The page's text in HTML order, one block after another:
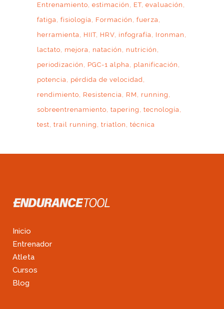
Entrenamiento estimación ET evaluación
fatiga fisiología Formación
fuerza
herramienta
HIIT HRV infografía
Ironman
lactato
mejora natación
nutrición
periodización
PGC-1 alpha
planificación
potencia
pérdida de velocidad
rendimiento
Resistencia RM
running
sobreentrenamiento tapering
tecnología
test trail running triatlon técnica
Inicio
Entrenador
Atleta
Cursos
Blog